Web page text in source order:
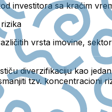
investitora sa kraćim
vrsta imovine,
diverzifikaciju kao
tzv. koncentracioni